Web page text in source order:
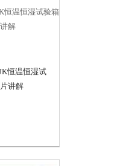
恒温恒湿试
讲解